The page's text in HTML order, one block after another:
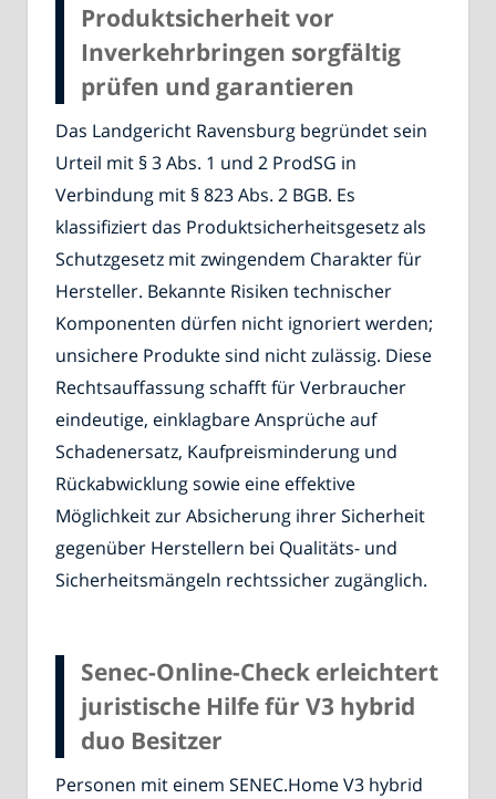
Produktsicherheit vor
Inverkehrbringen sorgfältig
prüfen und garantieren
Das Landgericht Ravensburg begründet sein
Urteil mit § 3 Abs. 1 und 2 ProdSG in
Verbindung mit § 823 Abs. 2 BGB. Es
klassifiziert das Produktsicherheitsgesetz als
Schutzgesetz mit zwingendem Charakter für
Hersteller. Bekannte Risiken technischer
Komponenten dürfen nicht ignoriert werden;
unsichere Produkte sind nicht zulässig. Diese
Rechtsauffassung schafft für Verbraucher
eindeutige, einklagbare Ansprüche auf
Schadenersatz, Kaufpreisminderung und
Rückabwicklung sowie eine effektive
Möglichkeit zur Absicherung ihrer Sicherheit
gegenüber Herstellern bei Qualitäts- und
Sicherheitsmängeln rechtssicher zugänglich.
Senec-Online-Check erleichtert
juristische Hilfe für V3 hybrid
duo Besitzer
Personen mit einem SENEC.Home V3 hybrid